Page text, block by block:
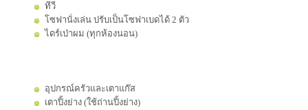
ทีวี
โซฟานั่งเล่น ปรับเป็นโซฟาเบดได้ 2 ตัว
ไดร์เป่าผม (ทุกห้องนอน)
อุปกรณ์ครัวและเตาแก๊ส
เตาปิ้งย่าง (ใช้ถ่านปิ้งย่าง)